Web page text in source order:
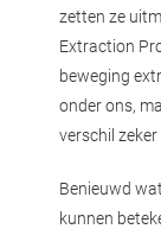
zetten ze
Extraction
beweging
onder ons,
verschil zeker
Benieuwd
kunnen